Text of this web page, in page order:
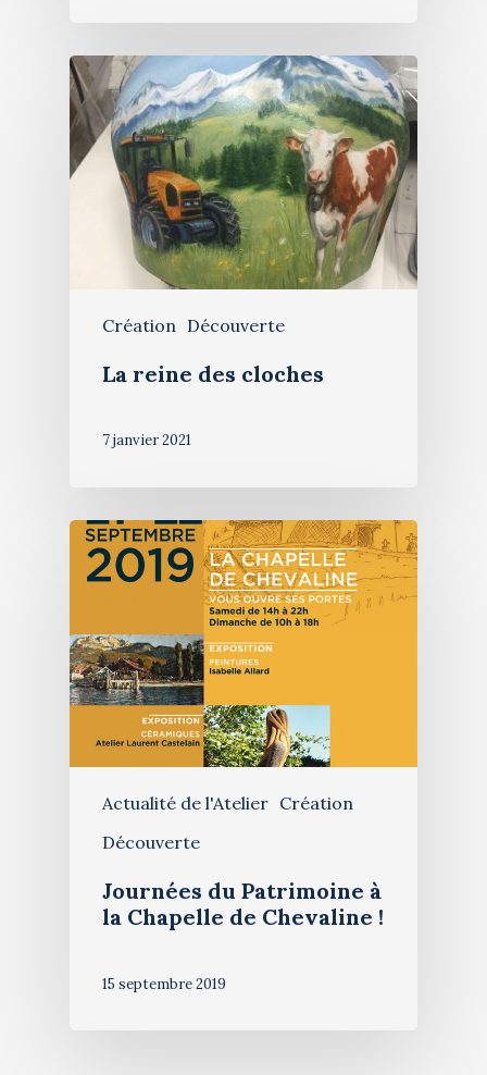
Création Découverte
La reine des cloches
7 janvier 2021
Actualité de l'Atelier Création
Découverte
Journées du Patrimoine à
la Chapelle de Chevaline !
15 septembre 2019